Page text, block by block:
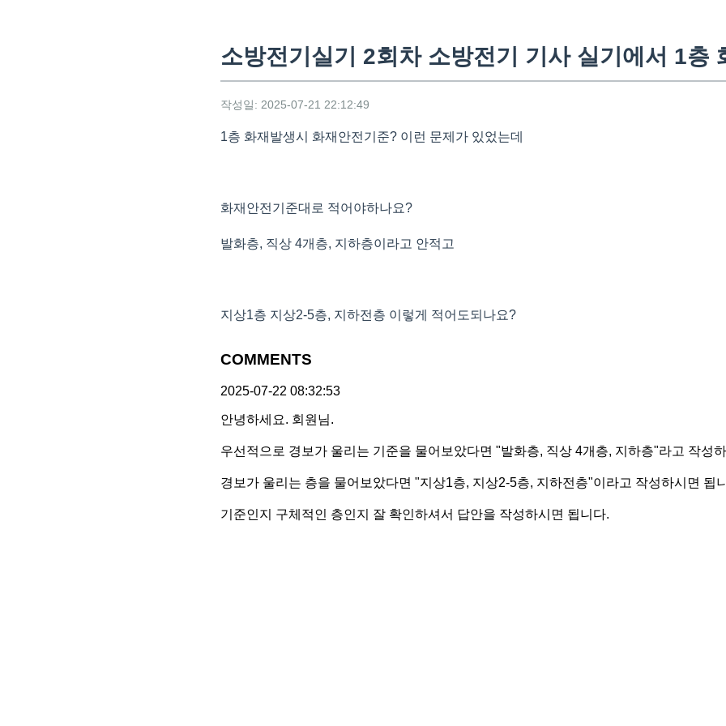
소방전기실기 2회차 소방전기 기사 실기에서 1층
작성일: 2025-07-21 22:12:49
1층 화재발생시 화재안전기준? 이런 문제가 있었는데
화재안전기준대로 적어야하나요?
발화층, 직상 4개층, 지하층이라고 안적고
지상1층 지상2-5층, 지하전층 이렇게 적어도되나요?
COMMENTS
2025-07-22 08:32:53
안녕하세요. 회원님.
우선적으로 경보가 울리는 기준을 물어보았다면 "발화층, 직상 4개층, 지하층"라고 작성
경보가 울리는 층을 물어보았다면 "지상1층, 지상2-5층, 지하전층"이라고 작성하시면 됩
기준인지 구체적인 층인지 잘 확인하셔서 답안을 작성하시면 됩니다.